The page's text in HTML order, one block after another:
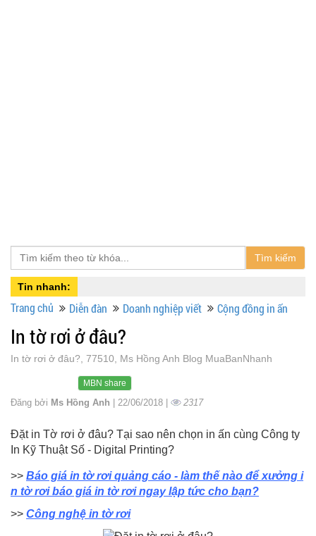
Tìm kiếm
Tin nhanh:
Trang chủ Diễn đàn Doanh nghiệp viết Cộng đồng in ấn
In tờ rơi ở đâu?
In tờ rơi ở đâu?, 77510, Ms Hồng Anh Blog MuaBanNhanh
MBN share
Đăng bởi Ms Hồng Anh | 22/06/2018 | 2317
Đặt in Tờ rơi ở đâu? Tại sao nên chọn in ấn cùng Công ty
In Kỹ Thuật Số - Digital Printing?
>> Báo giá in tờ rơi quảng cáo - làm thế nào để xưởng i
n tờ rơi báo giá in tờ rơi ngay lập tức cho bạn?
>> Công nghệ in tờ rơi